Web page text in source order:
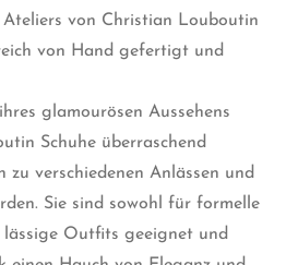
Ateliers von Christian Louboutin
von Hand gefertigt und
glamourösen Aussehens
Schuhe überraschend
zu verschiedenen Anlässen und
Sie sind sowohl für formelle
Outfits geeignet und